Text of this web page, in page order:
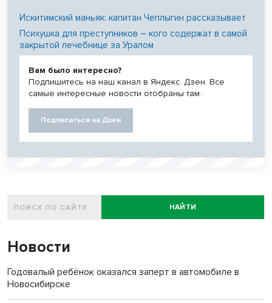
Искитимский маньяк: капитан Чеплыгин рассказывает
Психушка для преступников – кого содержат в самой
закрытой лечебнице за Уралом
Вам было интересно?
Подпишитесь на наш канал в Яндекс. Дзен. Все
самые интересные новости отобраны там.
Подписаться на Дзен
НАЙТИ
Новости
Годовалый ребёнок оказался заперт в автомобиле в
Новосибирске